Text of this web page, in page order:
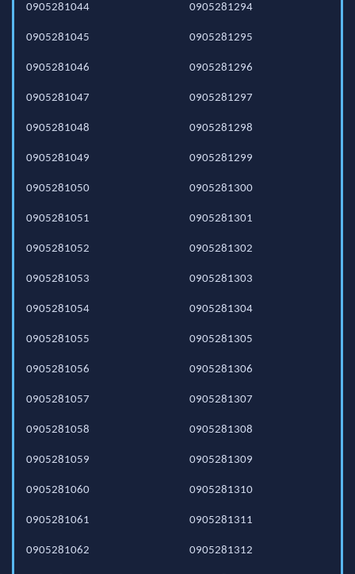
0905281044
0905281045
0905281046
0905281047
0905281048
0905281049
0905281050
0905281051
0905281052
0905281053
0905281054
0905281055
0905281056
0905281057
0905281058
0905281059
0905281060
0905281061
0905281062
0905281294
0905281295
0905281296
0905281297
0905281298
0905281299
0905281300
0905281301
0905281302
0905281303
0905281304
0905281305
0905281306
0905281307
0905281308
0905281309
0905281310
0905281311
0905281312